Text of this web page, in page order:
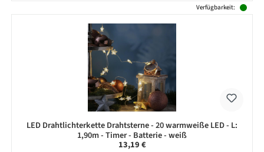
Verfügbarkeit:
LED Drahtlichterkette Drahtsterne - 20 warmweiße LED - L:
1,90m - Timer - Batterie - weiß
Regulärer Preis:
13,19 €